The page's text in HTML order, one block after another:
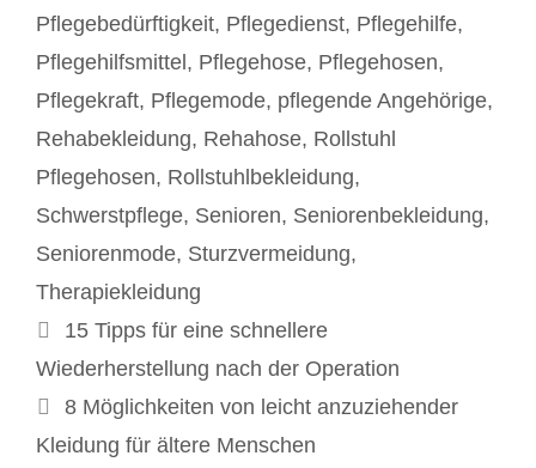
Pflegebedürftigkeit, Pflegedienst, Pflegehilfe,
Pflegehilfsmittel, Pflegehose, Pflegehosen,
Pflegekraft, Pflegemode, pflegende Angehörige,
Rehabekleidung, Rehahose, Rollstuhl
Pflegehosen, Rollstuhlbekleidung,
Schwerstpflege, Senioren, Seniorenbekleidung,
Seniorenmode, Sturzvermeidung,
Therapiekleidung
Beitrags-
Navigation
15 Tipps für eine schnellere
Wiederherstellung nach der Operation
8 Möglichkeiten von leicht anzuziehender
Kleidung für ältere Menschen